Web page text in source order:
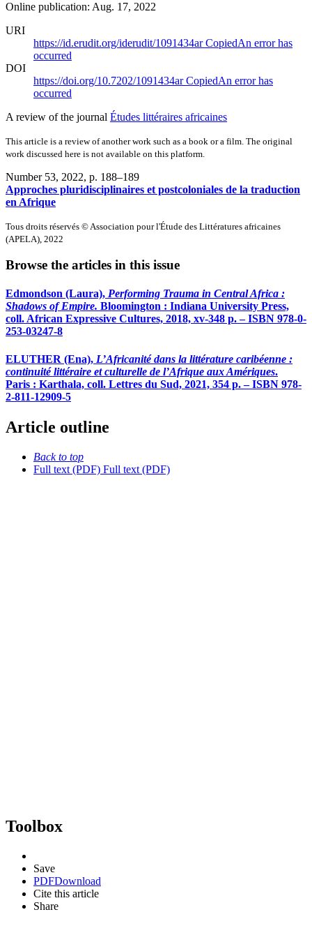
Online publication: Aug. 17, 2022
URI
https://id.erudit.org/iderudit/1091434arCopiedAn error has
occurred
DOI
https://doi.org/10.7202/1091434arCopiedAn error has
occurred
A review of the journal Études littéraires africaines
This article is a review of another work such as a book or a film. The original
work discussed here is not available on this platform.
Number 53, 2022, p. 188–189
Approches pluridisciplinaires et postcoloniales de la traduction
en Afrique
Tous droits réservés © Association pour l'Étude des Littératures africaines
(APELA), 2022
Browse the articles in this issue
Edmondson (Laura), Performing Trauma in Central Africa :
Shadows of Empire. Bloomington : Indiana University Press,
coll. African Expressive Cultures, 2018, xv-348 p. – ISBN 978-0-
253-03247-8
ELUTHER (Ena), L’Africanité dans la littérature caribéenne :
continuité littéraire et culturelle de l’Afrique aux Amériques.
Paris : Karthala, coll. Lettres du Sud, 2021, 354 p. – ISBN 978-
2-811-12909-5
Article outline
Back to top
Full text (PDF) Full text (PDF)
Toolbox
Save
PDFDownload
Cite this article
Share